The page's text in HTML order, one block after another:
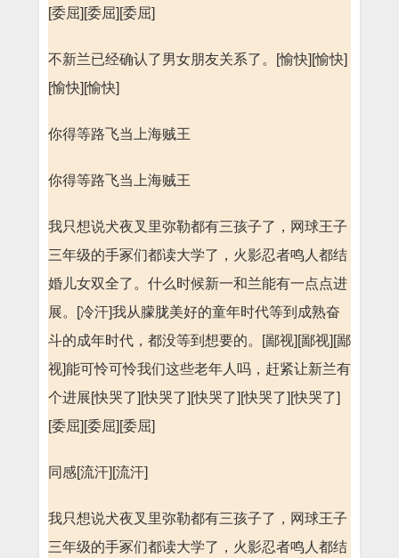
[委屈][委屈][委屈]
不新兰已经确认了男女朋友关系了。[愉快][愉快]
[愉快][愉快]
你得等路飞当上海贼王
你得等路飞当上海贼王
我只想说犬夜叉里弥勒都有三孩子了，网球王子
三年级的手冢们都读大学了，火影忍者鸣人都结
婚儿女双全了。什么时候新一和兰能有一点点进
展。[冷汗]我从朦胧美好的童年时代等到成熟奋
斗的成年时代，都没等到想要的。[鄙视][鄙视][鄙
视]能可怜可怜我们这些老年人吗，赶紧让新兰有
个进展[快哭了][快哭了][快哭了][快哭了][快哭了]
[委屈][委屈][委屈]
同感[流汗][流汗]
我只想说犬夜叉里弥勒都有三孩子了，网球王子
三年级的手冢们都读大学了，火影忍者鸣人都结